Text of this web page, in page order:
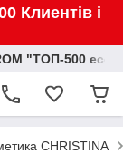
Клиентів і
"ТОП-500
CHRISTINA